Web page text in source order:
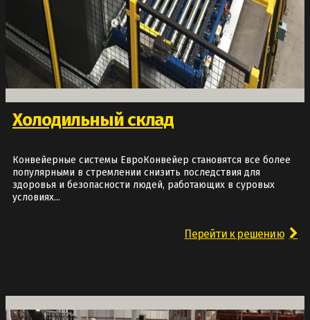
Холодильный склад
Конвейерные системы ЕвроКонвейер становятся все более
популярными в стремлении снизить последствия для
здоровья и безопасности людей, работающих в суровых
условиях...
Перейти к решению